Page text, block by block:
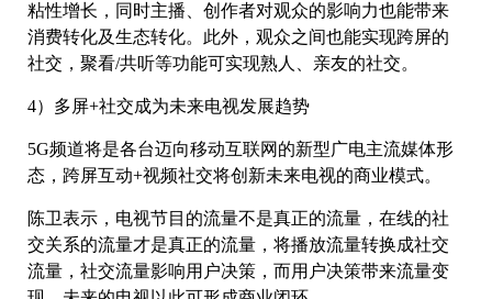
粘性增长，同时主播、创作者对观众的影响力也能带来
消费转化及生态转化。此外，观众之间也能实现跨屏的
社交，聚看/共听等功能可实现熟人、亲友的社交。
4）多屏+社交成为未来电视发展趋势
5G频道将是各台迈向移动互联网的新型广电主流媒体形
态，跨屏互动+视频社交将创新未来电视的商业模式。
陈卫表示，电视节目的流量不是真正的流量，在线的社
交关系的流量才是真正的流量，将播放流量转换成社交
流量，社交流量影响用户决策，而用户决策带来流量变